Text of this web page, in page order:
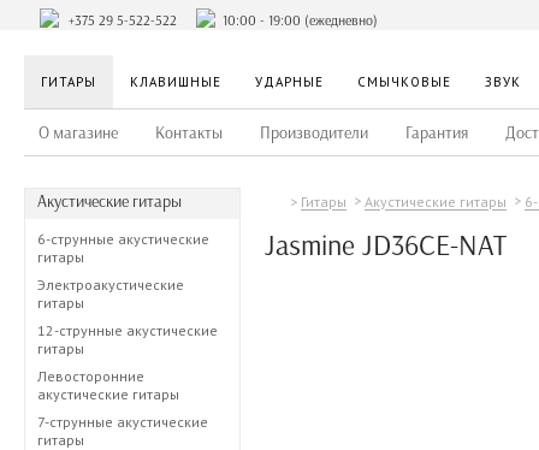
+375 29 5-522-522 10:00 - 19:00 (ежедневно)
ГИТАРЫ КЛАВИШНЫЕ УДАРНЫЕ СМЫЧКОВЫЕ ЗВУК
О магазине Контакты Производители Гарантия
Акустические гитары
6-струнные акустические
гитары
Электроакустические
гитары
12-струнные акустические
гитары
Левосторонние
акустические гитары
7-струнные акустические
гитары
Гитары Акустические гитары
Jasmine JD36CE-NAT